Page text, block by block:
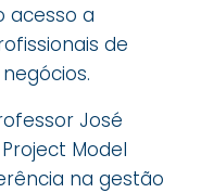
acesso a
de
José
Model
na gestão